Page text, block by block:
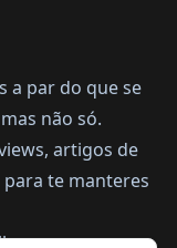
a par do que se
não só.
artigos de
te manteres